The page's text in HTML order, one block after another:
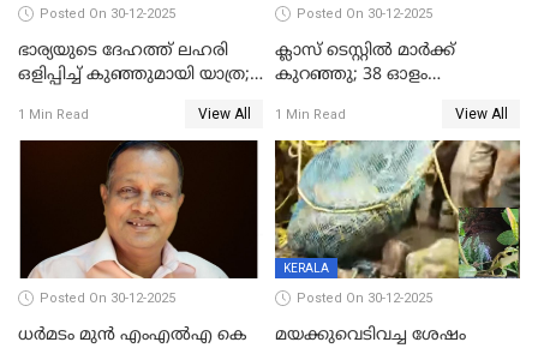
Posted On 30-12-2025
ഭാര്യയുടെ ദേഹത്ത് ലഹരി
ഒളിപ്പിച്ച് കുഞ്ഞുമായി യാത്ര;
പിടികൂടി പൊലീസ്
1 Min Read View All
Posted On 30-12-2025
ക്ലാസ് ടെസ്റ്റിൽ മാർക്ക്
കുറഞ്ഞു; 38 ഓളം
സെന്ററിലെ അധ്യാപകന്‍
മർദിച്ചതായി പരാതി
1 Min Read View All
Posted On 30-12-2025
ധർമടം മുൻ എംഎല്‍എ കെ
KERALA
Posted On 30-12-2025
മയക്കുവെടിവച്ച ശേഷം